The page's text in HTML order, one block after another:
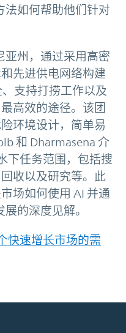
法如何帮助他们针对
亚州，通过采用高密
先进供电网络构建
支持打捞工作以及
高效的途径。该团
环境设计，简单易
和 Dharmasena 介
下任务范围，包括搜
收以及研究等。此
场如何使用 AI 并通
的深度见解。
快速增长市场的需